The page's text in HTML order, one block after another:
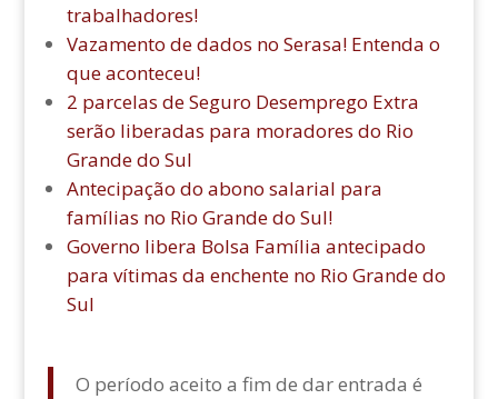
trabalhadores!
Vazamento de dados no Serasa! Entenda o
que aconteceu!
2 parcelas de Seguro Desemprego Extra
serão liberadas para moradores do Rio
Grande do Sul
Antecipação do abono salarial para
famílias no Rio Grande do Sul!
Governo libera Bolsa Família antecipado
para vítimas da enchente no Rio Grande do
Sul
O período aceito a fim de dar entrada é